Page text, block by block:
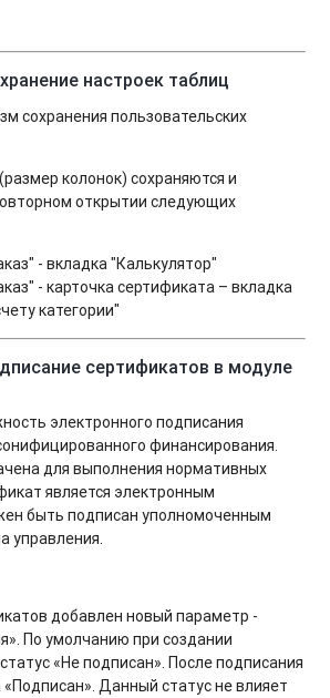
настроек таблиц
сохранения пользовательских
колонок) сохраняются и
открытии следующих
- вкладка "Калькулятор"
- карточка сертификата – вкладка
категории"
сертификатов в модуле
электронного подписания
финансирования.
для выполнения нормативных
является электронным
быть подписан уполномоченным
управления.
добавлен новый параметр -
По умолчанию при создании
«Не подписан». После подписания
«Подписан». Данный статус не влияет